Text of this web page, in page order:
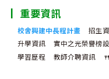
重要資訊
校舍興建中長程計畫 招生
升學資訊
實中之光榮譽榜
學習歷程
教師介聘資訊